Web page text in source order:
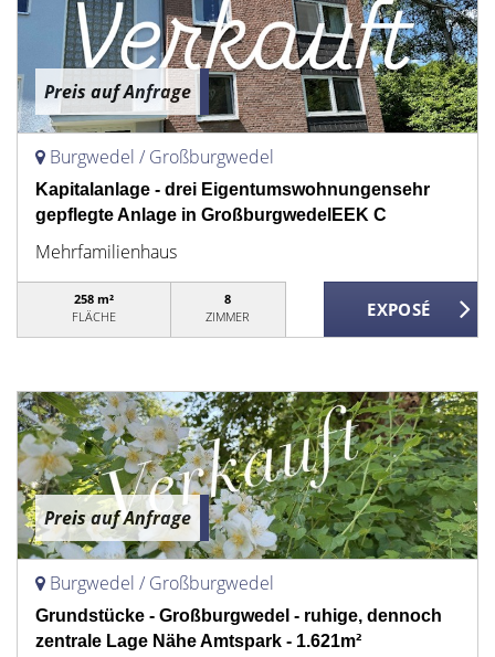
Preis auf Anfrage
Burgwedel / Großburgwedel
Kapitalanlage - drei Eigentumswohnungensehr
gepflegte Anlage in GroßburgwedelEEK C
Mehrfamilienhaus
258 m²
FLÄCHE
8
ZIMMER
Preis auf Anfrage
Burgwedel / Großburgwedel
Grundstücke - Großburgwedel - ruhige, dennoch
zentrale Lage Nähe Amtspark - 1.621m²